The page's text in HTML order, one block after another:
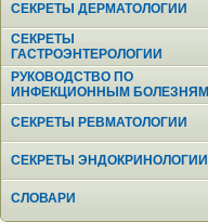
СЕКРЕТЫ ДЕРМАТОЛОГИИ
СЕКРЕТЫ
ГАСТРОЭНТЕРОЛОГИИ
РУКОВОДСТВО ПО
ИНФЕКЦИОННЫМ БОЛЕЗНЯМ
СЕКРЕТЫ РЕВМАТОЛОГИИ
СЕКРЕТЫ ЭНДОКРИНОЛОГИИ
СЛОВАРИ